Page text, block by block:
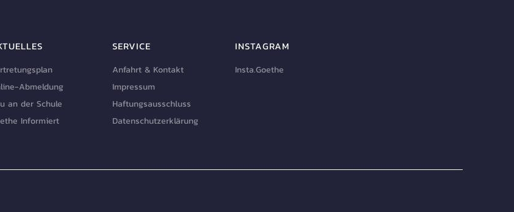
Abmeldung
an der Schule
Informiert
SERVICE
Anfahrt & Kontakt
Impressum
Haftungsausschluss
Datenschutzerklärung
INSTAGRAM
Insta.Goethe